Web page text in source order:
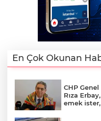
En Çok Okunan
CHP Genel
Rıza
emek